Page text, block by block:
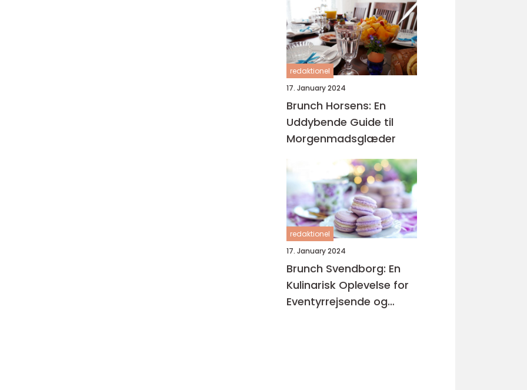
redaktionel
17. January 2024
Brunch Horsens: En
Uddybende Guide til
Morgenmadsglæder
redaktionel
17. January 2024
Brunch Svendborg: En
Kulinarisk Oplevelse for
Eventyrrejsende og